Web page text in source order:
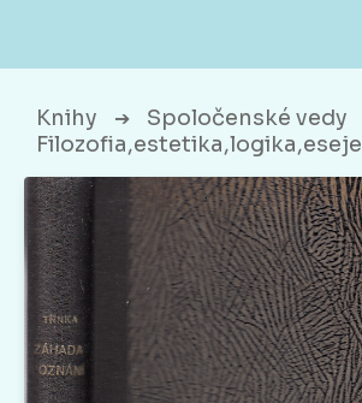
Knihy ➔ Spoločenské vedy
Filozofia,estetika,logika,eseje